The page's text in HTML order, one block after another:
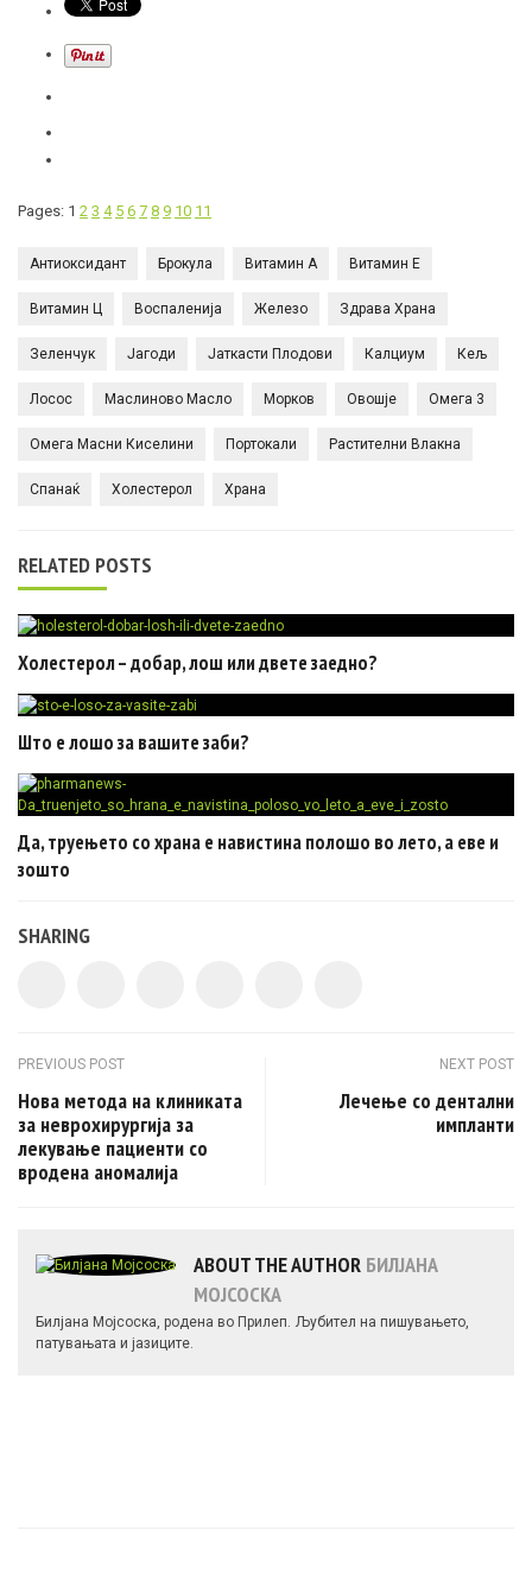
Pages: 1 2 3 4 5 6 7 8 9 10 11
Антиоксидант Брокула Витамин А Витамин Е
Витамин Ц Воспаленија Железо Здрава Храна
Зеленчук Јагоди Јаткасти Плодови Калциум Кељ
Лосос Маслиново Масло Морков Овошје Омега 3
Омега Масни Киселини Портокали Растителни Влакна
Спанаќ Холестерол Храна
RELATED POSTS
Холестерол – добар, лош или двете заедно?
Што е лошо за вашите заби?
Да, труењето со храна е навистина полошо во лето, а еве и
зошто
SHARING
Post navigation
PREVIOUS POST
Нова метода на клиниката
за неврохирургија за
лекување пациенти со
вродена аномалија
NEXT POST
Лечење со дентални
импланти
ABOUT THE AUTHOR БИЛЈАНА
МОЈСОСКА
Билјана Мојсоска, родена во Прилеп. Љубител на пишувањето,
патувањата и јазиците.